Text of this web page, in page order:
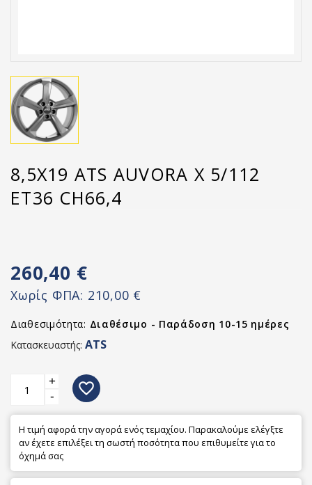
8,5X19 ATS AUVORA X 5/112
ET36 CH66,4
260,40 €
Χωρίς ΦΠΑ: 210,00 €
Διαθεσιμότητα: Διαθέσιμο - Παράδοση 10-15 ημέρες
Κατασκευαστής: ATS
+
-
favorite_border
Η τιμή αφορά την αγορά ενός τεμαχίου. Παρακαλούμε ελέγξτε
αν έχετε επιλέξει τη σωστή ποσότητα που επιθυμείτε για το
όχημά σας